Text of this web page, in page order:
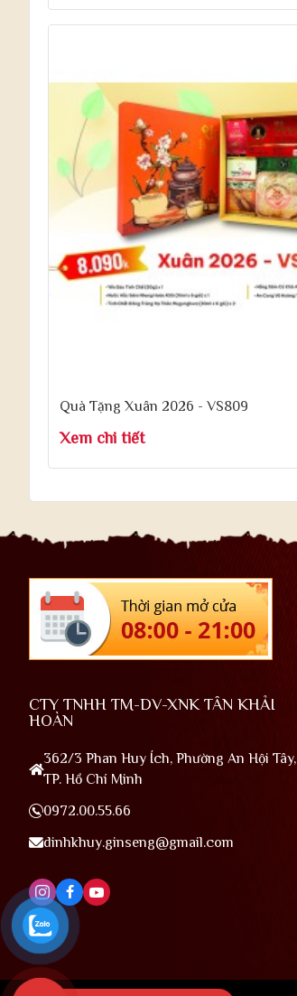
Quà Tặng Xuân 2026 - VS809
Xem chi tiết
CTY TNHH TM-DV-XNK TÂN KHẢI
HOÀN
362/3 Phan Huy Ích, Phường An Hội Tây,
TP. Hồ Chí Minh
0972.00.55.66
dinhkhuy.ginseng@gmail.com